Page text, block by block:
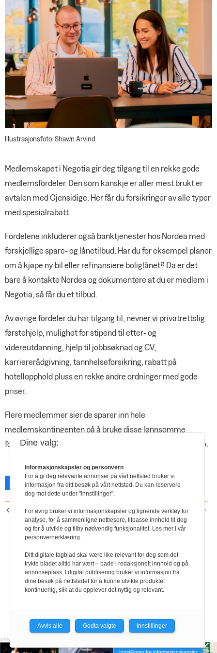
papir
KRONIKK
Tiden er inne for en ny
maktutredning
PRIVATJUSS
Oppløsning av sameieeiendom
NOTABENE
Nyansatt i Negotias administrasjon
Lønnskonferanse digitalt – når som
helst
Mange lønnsomme
medlemsfordeler
NEGOTIA UNG
Negotia Ung i støtet
SPØR OSS
Negotias rådgivere og advokater
svarer
JOBBEN MIN
Gjensidige
YS Fordel
Illustrasjonsfoto: Shawn Arvind
Medlemskapet i Negotia gir deg tilgang til en rekke gode
medlemsfordeler. Den som kanskje er aller mest brukt er
avtalen med Gjensidige. Her får du forsikringer av alle typer
med spesialrabatt.
Fordelene inkluderer også banktjenester hos Nordea med
forskjellige spare- og lånetilbud. Har du for eksempel planer
om å kjøpe ny bil eller refinansiere boliglånet? Da er det
bare å kontakte Nordea og dokumentere at du er medlem i
Negotia, så får du et tilbud.
Av øvrige fordeler du har tilgang til, nevner vi privatrettslig
førstehjelp, mulighet for stipend til etter- og
videreutdanning, hjelp til jobbsøknad og CV,
karriererådgivning, tannhelseforsikring, rabatt på
hotellopphold pluss en rekke andre ordninger med gode
priser.
Flere medlemmer sier de sparer inn hele
medlemskontingenten på å bruke disse lønnsomme
fordelene. Sjekk ut det mangfoldige tilbudet på negotia.no.
Facebook X Skriv ut
FORRIGE ARTIKKEL
Lønnskonferanse digitalt
– når som helst
NESTE ARTIKKEL
Negotia Ung i støtet
Innstillinger for informasjonskapsler
Dine valg:
Informasjonskapsler og personvern
For å gi deg relevante annonser på vårt nettsted bruker vi
informasjon fra ditt besøk på vårt nettsted. Du kan reservere
deg mot dette under "Innstillinger".
For øvrig bruker vi informasjonskapsler og lignende verktøy for
analyse, for å sammenligne nettlesere, tilpasse innhold til deg
og for å utvikle og tilby nødvendig funksjonalitet. Les mer i vår
personvernerklæring.
Ditt digitale fagblad skal være like relevant for deg som det
trykte bladet alltid har vært – bade i redaksjonelt innhold og på
annonseplass. I digital publisering bruker vi informasjon fra
dine besøk på nettstedet for å kunne utvikle produktet
kontinuerlig, slik at du opplever det nyttig og relevant.
Avvis alle Godta valgte Innstillinger